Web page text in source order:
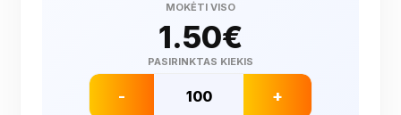
MOKĖTI VISO
1.50€
PASIRINKTAS KIEKIS
- +